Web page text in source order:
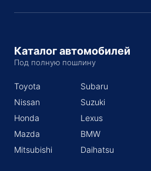
Каталог автомобилей
Под полную пошлину
Toyota
Nissan
Honda
Mazda
Mitsubishi
Subaru
Suzuki
Lexus
BMW
Daihatsu